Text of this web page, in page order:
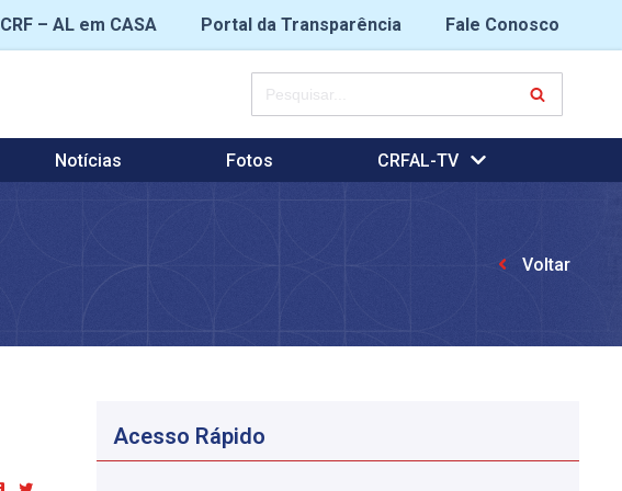
CRF – AL em CASA Portal da Transparência
Fale Conosco
Notícias Fotos CRFAL-TV
Voltar
Acesso Rápido